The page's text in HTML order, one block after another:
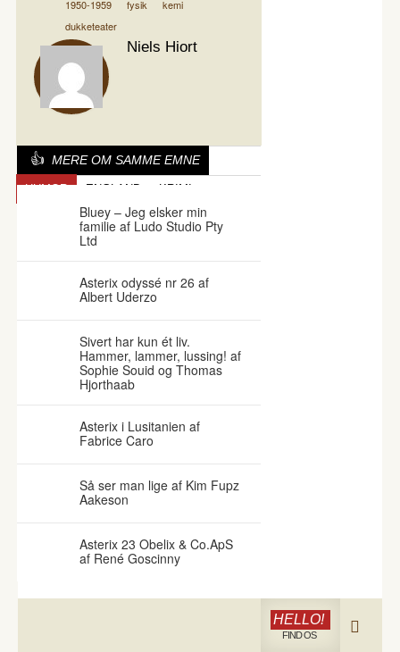
1950-1959 fysik
kemi
dukketeater
Niels Hiort
MERE OM SAMME EMNE
HUMOR ENGLAND KRIMI
Bluey – Jeg elsker min
familie af Ludo Studio Pty
Ltd
Asterix odyssé nr 26 af
Albert Uderzo
Sivert har kun ét liv.
Hammer, lammer, lussing! af
Sophie Souid og Thomas
Hjorthaab
Asterix i Lusitanien af
Fabrice Caro
Så ser man lige af Kim Fupz
Aakeson
Asterix 23 Obelix & Co.ApS
af René Goscinny
HELLO!
FIND OS